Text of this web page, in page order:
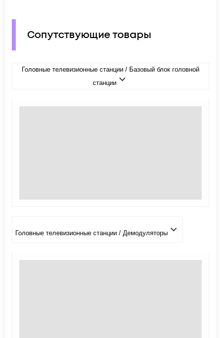
Сопутствующие товары
Головные телевизионные станции / Базовый блок головной
станции
Головные телевизионные станции / Демодуляторы